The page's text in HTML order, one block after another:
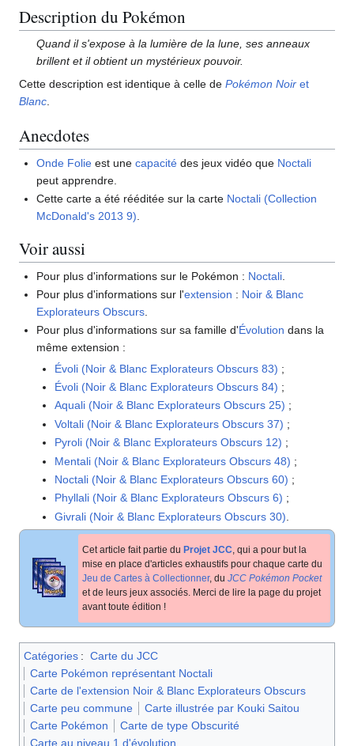
Description du Pokémon
Quand il s'expose à la lumière de la lune, ses anneaux
brillent et il obtient un mystérieux pouvoir.
Cette description est identique à celle de Pokémon Noir et
Blanc.
Anecdotes
Onde Folie est unecapacité des jeux vidéo que Noctali
peut apprendre.
Cette carte a été rééditée sur la carte Noctali (Collection
McDonald's 2013 9)
Voir aussi
Pour plus d'informations sur le Pokémon : Noctali
Pour plus d'informations sur l'extension : Noir & Blanc
Explorateurs Obscurs
Pour plus d'informations sur sa famille d'Évolution dans la
même extension :
Évoli (Noir & Blanc Explorateurs Obscurs 83) ;
Évoli (Noir & Blanc Explorateurs Obscurs 84) ;
Aquali (Noir & Blanc Explorateurs Obscurs 25) ;
Voltali (Noir & Blanc Explorateurs Obscurs 37) ;
Pyroli (Noir & Blanc Explorateurs Obscurs 12) ;
Mentali (Noir & Blanc Explorateurs Obscurs 48) ;
Noctali (Noir & Blanc Explorateurs Obscurs 60) ;
Phyllali (Noir & Blanc Explorateurs Obscurs 6) ;
Givrali (Noir & Blanc Explorateurs Obscurs 30)
Cet article fait partie du Projet JCC , qui a pour but la
mise en place d'articles exhaustifs pour chaque carte du
Jeu de Cartes à Collectionner, du JCC Pokémon Pocket
et de leurs jeux associés. Merci de lire la page du projet
avant toute édition !
Catégories : Carte du JCC
Carte Pokémon représentant Noctali
Carte de l'extension Noir & Blanc Explorateurs Obscurs
Carte peu commune
Carte illustrée par Kouki Saitou
Carte Pokémon
Carte de type Obscurité
Carte au niveau 1 d'évolution